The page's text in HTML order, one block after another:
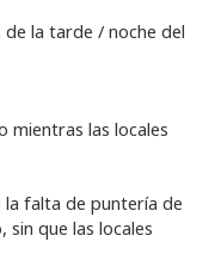
la tarde / noche del
mientras las locales
la falta de puntería de
que las locales